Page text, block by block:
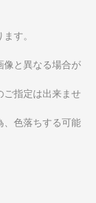
す。
と異なる場合が
指定は出来ませ
色落ちする可能